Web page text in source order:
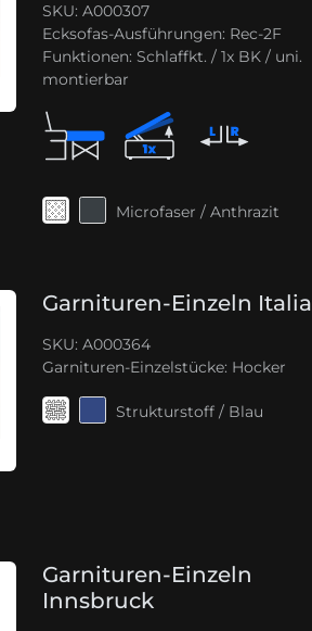
SKU: A000307
Ecksofas-Ausführungen: Rec-2F
Funktionen: Schlaffkt. / 1x BK / uni.
montierbar
Microfaser / Anthrazit
Garnituren-Einzeln Italia
SKU: A000364
Garnituren-Einzelstücke: Hocker
Strukturstoff / Blau
Garnituren-Einzeln
Innsbruck